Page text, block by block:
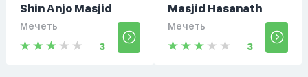
Shin Anjo Masjid
Мечеть
3
Masjid Hasanath
Мечеть
3